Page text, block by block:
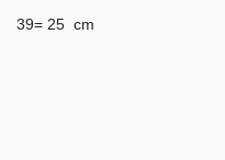
39= 25 cm